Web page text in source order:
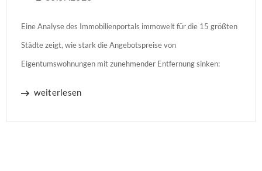
Eine Analyse des Immobilienportals immowelt für die 15 größten
Städte zeigt, wie stark die Angebotspreise von
Eigentumswohnungen mit zunehmender Entfernung sinken:
weiterlesen